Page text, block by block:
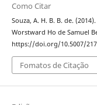
Como Citar
Souza, A. H. B. B. de.
Worstward Ho de Samuel
https://doi.org/10.5007/
Fomatos de Citação